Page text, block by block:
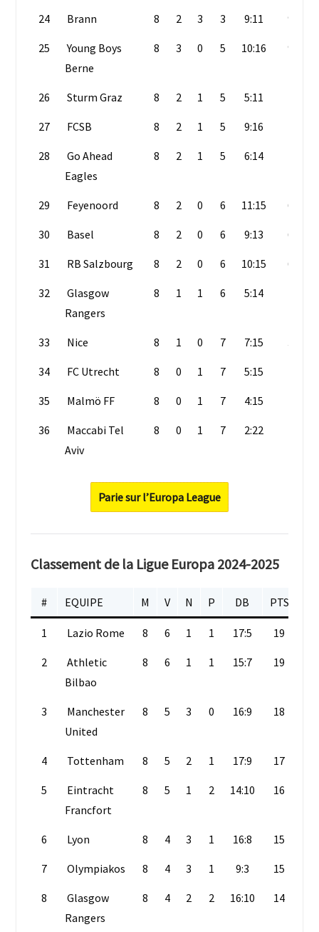
24 Brann 8 2 3 3 9:11 9
25
Young Boys
Berne
8 3 0 5 10:16 9
26 Sturm Graz 8 2 1 5 5:11
27 FCSB 8 2 1 5 9:16
28
Go Ahead
Eagles
8 2 1 5 6:14
29 Feyenoord 8 2 0 6 11:15 6
30 Basel 8 2 0 6 9:13 6
31 RB Salzbourg 8 2 0 6 10:15 6
32
Glasgow
Rangers
8 1 1 6 5:14
33 Nice 8 1 0 7 7:15 3
34 FC Utrecht 8 0 1 7 5:15
35 Malmö FF 8 0 1 7 4:15
36
Maccabi Tel
Aviv
8 0 1 7 2:22
Parie sur l’Europa League
Classement de la Ligue Europa 2024-2025
# EQUIPE M V N P DB PTS
1 Lazio Rome 8 6 1 1 17:5 19
2
Athletic
Bilbao
8 6 1 1 15:7 19
3
Manchester
United
8 5 3 0 16:9 18
4 Tottenham 8 5 2 1 17:9 17
5
Eintracht
Francfort
8 5 1 2 14:10 16
6 Lyon 8 4 3 1 16:8 15
7 Olympiakos 8 4 3 1 9:3 15
8
Glasgow
Rangers
8 4 2 2 16:10 14